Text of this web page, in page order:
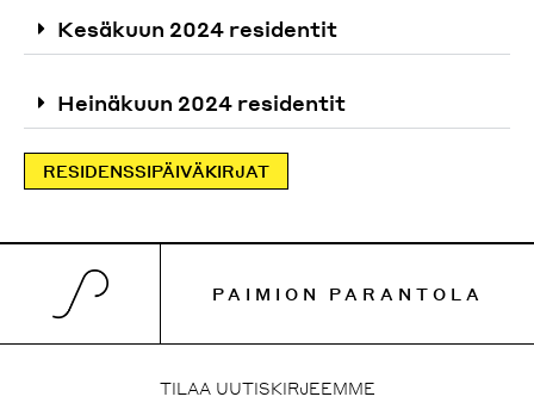
Kesäkuun 2024 residentit
Heinäkuun 2024 residentit
RESIDENSSIPÄIVÄKIRJAT
PAIMION PARANTOLA
TILAA UUTISKIRJEEMME